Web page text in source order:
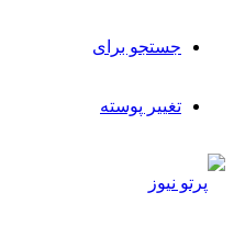
جستجو برای
تغییر پوسته